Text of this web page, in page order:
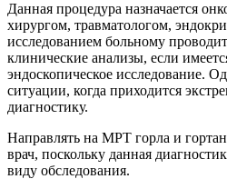
Данная процедура назначается
хирургом, травматологом,
исследованием больному
клинические анализы, если
эндоскопическое исследование.
ситуации, когда приходится
диагностику.
Направлять на МРТ горла и
врач, поскольку данная
виду обследования.